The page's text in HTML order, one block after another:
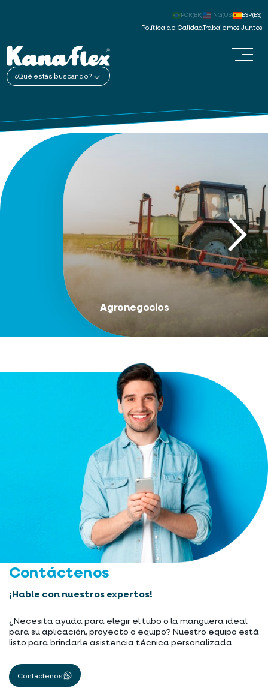
Política de CalidadTrabajemos Juntos
POR(BR) ING(US) ESP(ES)
¿Qué estás buscando?
Agronegocios
Contáctenos
¡Hable con nuestros expertos!
¿Necesita ayuda para elegir el tubo o la manguera ideal
para su aplicación, proyecto o equipo? Nuestro equipo está
listo para brindarle asistencia técnica personalizada.
Contáctenos